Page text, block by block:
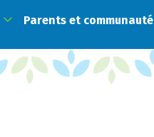
Parents et communauté